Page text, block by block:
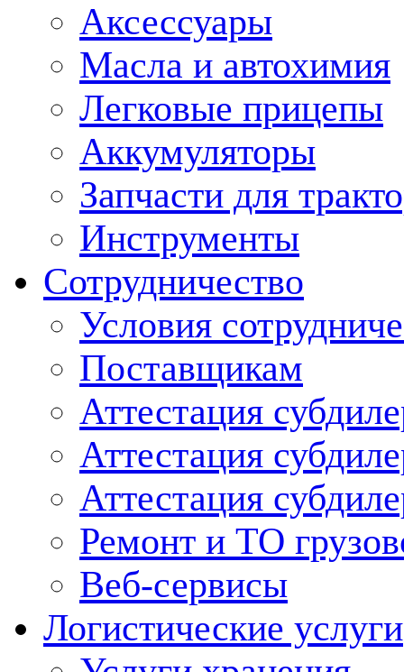
Аксессуары
Масла и автохимия
Легковые прицепы
Аккумуляторы
Запчасти для
Инструменты
Сотрудничество
Условия
Поставщикам
Аттестация
Аттестация
Аттестация
Ремонт и ТО
Веб-сервисы
Логистические услуги